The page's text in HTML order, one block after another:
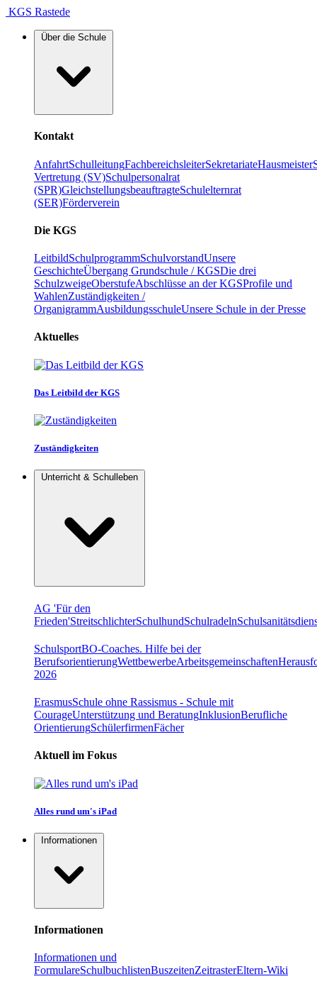
KGS Rastede
Über die Schule
Kontakt
AnfahrtSchulleitungFachbereichsleiterSekretariateHausmeister
Vertretung (SV)Schulpersonalrat
(SPR)GleichstellungsbeauftragteSchulelternrat
(SER)Förderverein
Die KGS
LeitbildSchulprogrammSchulvorstandUnsere
GeschichteÜbergang Grundschule / KGSDie drei
SchulzweigeOberstufeAbschlüsse an der KGSProfile und
WahlenZuständigkeiten /
OrganigrammAusbildungsschuleUnsere Schule in der Presse
Aktuelles
Das Leitbild der KGS
Zuständigkeiten
Unterricht & Schulleben
AG 'Für den
Frieden'StreitschlichterSchulhundSchulradeln
SchulsportBO-Coaches. Hilfe bei der
BerufsorientierungWettbewerbeArbeitsgemeinschaften
2026
ErasmusSchule ohne Rassismus - Schule mit
CourageUnterstützung und BeratungInklusionBerufliche
OrientierungSchülerfirmenFächer
Aktuell im Fokus
Alles rund um's iPad
Informationen
Informationen
Informationen und
FormulareSchulbuchlistenBuszeitenZeitrasterEltern-Wiki